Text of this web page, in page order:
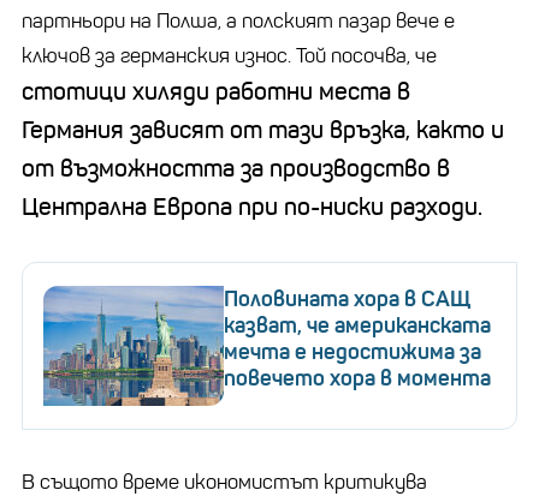
партньори на Полша, а полският пазар вече е
ключов за германския износ. Той посочва, че
стотици хиляди работни места в
Германия зависят от тази връзка, както и
от възможността за производство в
Централна Европа при по-ниски разходи.
Половината хора в САЩ
казват, че американската
мечта е недостижима за
повечето хора в момента
В същото време икономистът критикува